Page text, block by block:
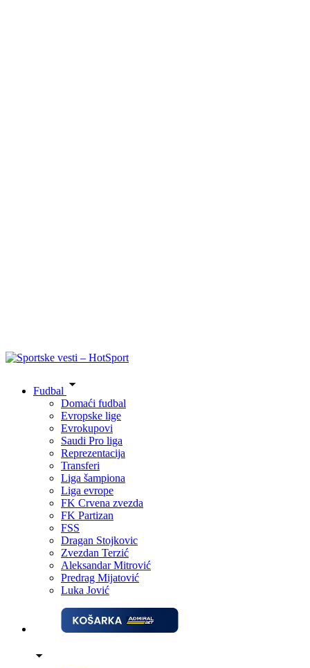
Fudbal
Domaći fudbal
Evropske lige
Evrokupovi
Saudi Pro liga
Reprezentacija
Transferi
Liga šampiona
Liga evrope
FK Crvena zvezda
FK Partizan
FSS
Dragan Stojkovic
Zvezdan Terzić
Aleksandar Mitrović
Predrag Mijatović
Luka Jović